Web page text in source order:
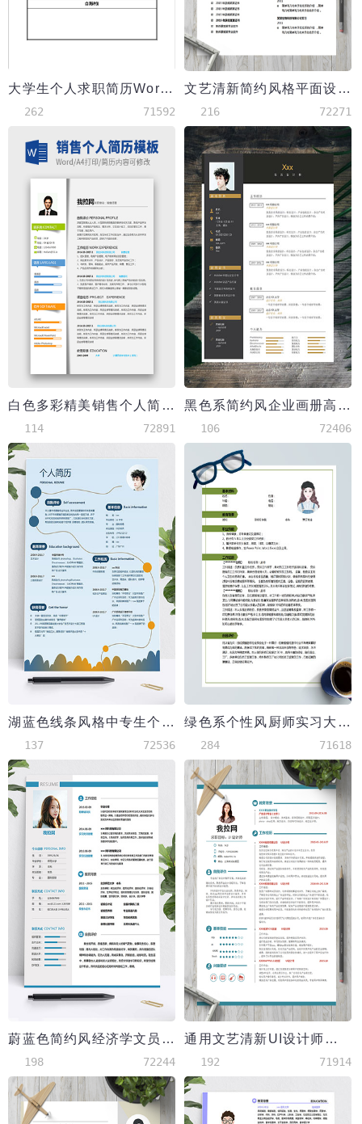
大学生个人求职简历Word模板
262 71592
文艺清新简约风格平面设计是简历
216 72271
白色多彩精美销售个人简历模板
114 72891
黑色系简约风企业画册高级设计师模板
106 72406
湖蓝色线条风格中专生个人简历模板
137 72536
绿色系个性风厨师实习大学生简历模板
284 71618
蔚蓝色简约风经济学文员个人简历模板
198 72244
通用文艺清新UI设计师简历模板
192 71914